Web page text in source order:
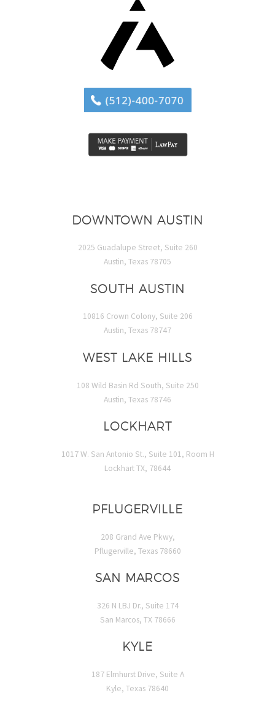
DOWNTOWN AUSTIN
2025 Guadalupe Street, Suite 260
Austin, Texas 78705
SOUTH AUSTIN
10816 Crown Colony, Suite 206
Austin, Texas 78747
WEST LAKE HILLS
108 Wild Basin Rd South, Suite 250
Austin, Texas 78746
LOCKHART
1017 W. San Antonio St., Suite 101, Room H
Lockhart TX, 78644
PFLUGERVILLE
208 Grand Ave Pkwy,
Pflugerville, Texas 78660
SAN MARCOS
326 N LBJ Dr., Suite 174
San Marcos, TX 78666
KYLE
187 Elmhurst Drive, Suite A
Kyle, Texas 78640